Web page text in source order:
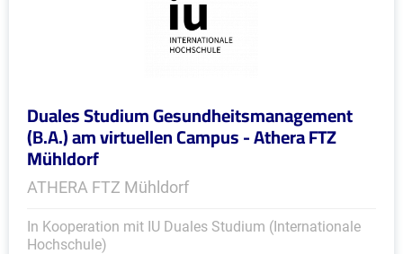
Duales Studium Gesundheitsmanagement
(B.A.) am virtuellen Campus - Athera FTZ
Mühldorf
ATHERA FTZ Mühldorf
In Kooperation mit IU Duales Studium (Internationale
Hochschule)